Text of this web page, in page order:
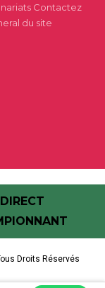
Contactez
du site
Droits Réservés